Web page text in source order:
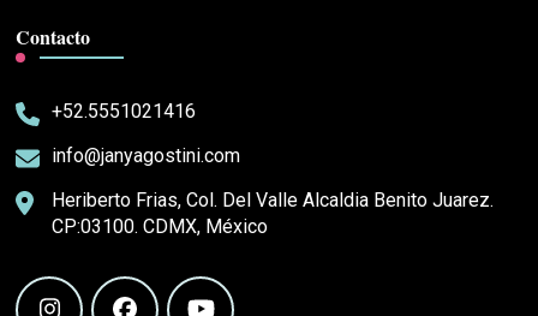
Contacto
+52.5551021416
info@janyagostini.com
Heriberto Frias, Col. Del Valle Alcaldia Benito Juarez.
CP:03100. CDMX, México